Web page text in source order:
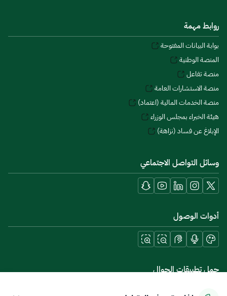
روابط مهمة
بوابة البيانات المفتوحة
المنصة الوطنية
منصة تفاعل
منصة الاستشارات العامة
منصة الخدمات المالية (اعتماد)
هيئة الخبراء بمجلس الوزراء
الإبلاغ عن فساد (نزاهة)
وسائل التواصل الاجتماعي
أدوات الوصول
حمل تطبيقات الجوال